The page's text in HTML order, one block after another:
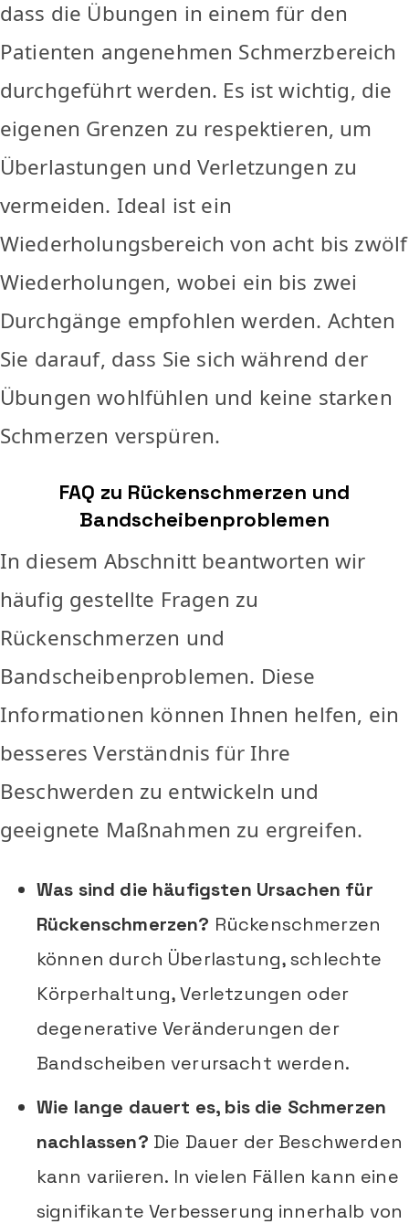
dass die Übungen in einem für den
Patienten angenehmen Schmerzbereich
durchgeführt werden. Es ist wichtig, die
eigenen Grenzen zu respektieren, um
Überlastungen und Verletzungen zu
vermeiden. Ideal ist ein
Wiederholungsbereich von acht bis zwölf
Wiederholungen, wobei ein bis zwei
Durchgänge empfohlen werden. Achten
Sie darauf, dass Sie sich während der
Übungen wohlfühlen und keine starken
Schmerzen verspüren.
FAQ zu Rückenschmerzen und
Bandscheibenproblemen
In diesem Abschnitt beantworten wir
häufig gestellte Fragen zu
Rückenschmerzen und
Bandscheibenproblemen. Diese
Informationen können Ihnen helfen, ein
besseres Verständnis für Ihre
Beschwerden zu entwickeln und
geeignete Maßnahmen zu ergreifen.
Was sind die häufigsten Ursachen für
Rückenschmerzen? Rückenschmerzen
können durch Überlastung, schlechte
Körperhaltung, Verletzungen oder
degenerative Veränderungen der
Bandscheiben verursacht werden.
Wie lange dauert es, bis die Schmerzen
nachlassen? Die Dauer der Beschwerden
kann variieren. In vielen Fällen kann eine
signifikante Verbesserung innerhalb von